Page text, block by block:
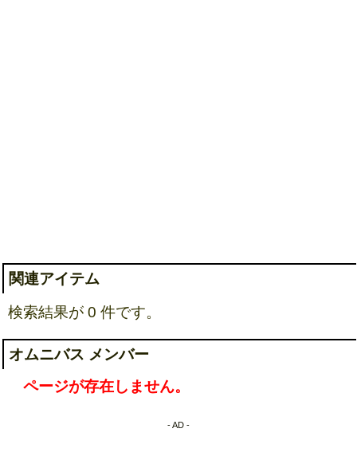
関連アイテム
検索結果が 0 件です。
オムニバス メンバー
ページが存在しません。
- AD -